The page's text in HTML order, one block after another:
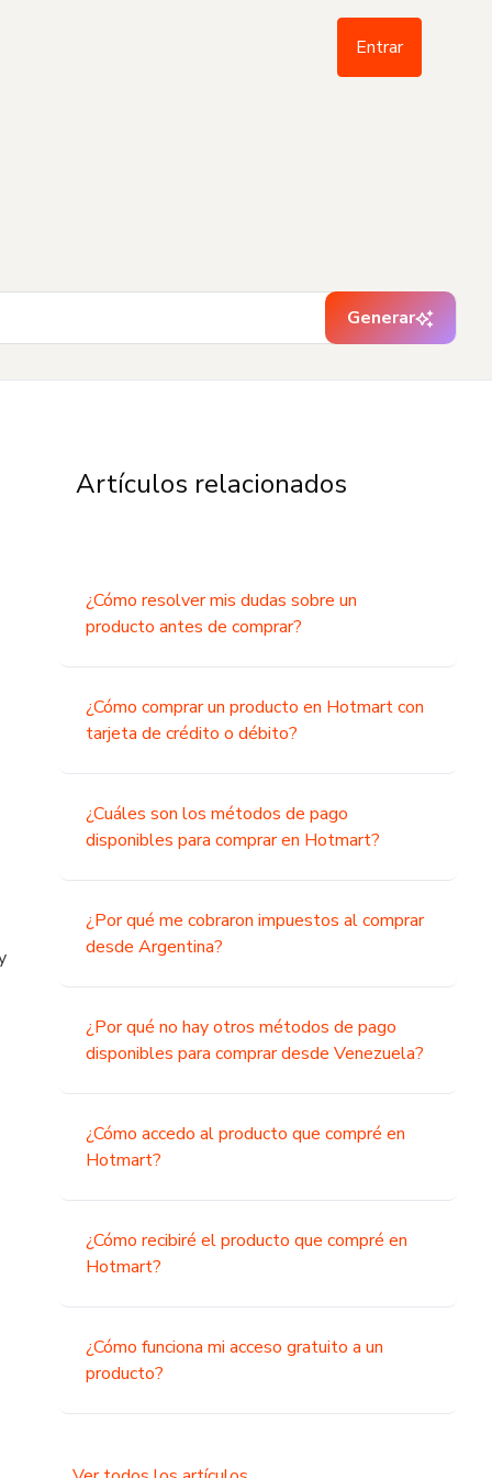
Entrar
Generar
Artículos relacionados
¿Cómo resolver mis dudas sobre un
producto antes de comprar?
¿Cómo comprar un producto en Hotmart con
tarjeta de crédito o débito?
¿Cuáles son los métodos de pago
disponibles para comprar en Hotmart?
¿Por qué me cobraron impuestos al comprar
desde Argentina?
¿Por qué no hay otros métodos de pago
disponibles para comprar desde Venezuela?
¿Cómo accedo al producto que compré en
Hotmart?
¿Cómo recibiré el producto que compré en
Hotmart?
¿Cómo funciona mi acceso gratuito a un
producto?